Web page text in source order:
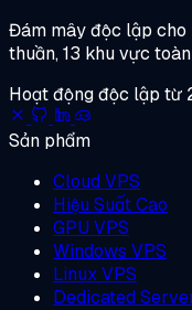
Đám mây độc lập cho
thuần, 13 khu vực
Hoạt động độc lập từ
Sản phẩm
Cloud VPS
Hiệu Suất Cao
GPU VPS
Windows VPS
Linux VPS
Dedicated